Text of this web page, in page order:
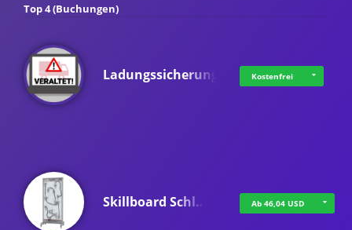
Top 4 (Buchungen)
Ladungssicherung Kostenfrei
Skillboard Schl… Ab 46,04 USD